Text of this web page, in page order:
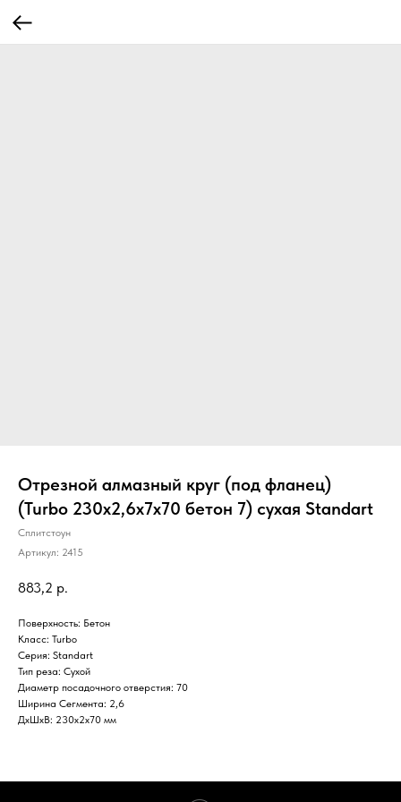
Отрезной алмазный круг (под фланец)
(Turbo 230x2,6x7x70 бетон 7) сухая Standart
Сплитстоун
Артикул: 2415
883,2 р.
Поверхность: Бетон
Класс: Turbo
Серия: Standart
Тип реза: Сухой
Диаметр посадочного отверстия: 70
Ширина Сегмента: 2,6
ДxШxВ: 230x2x70 мм